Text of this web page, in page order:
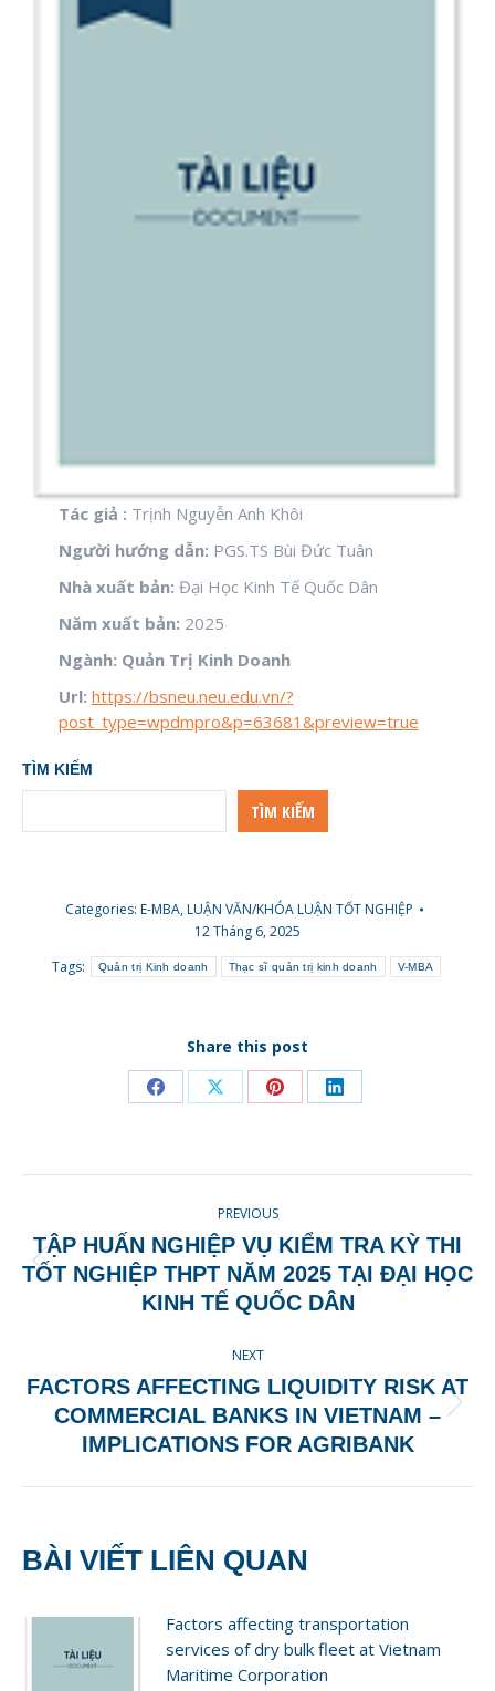
Tác giả : Trịnh Nguyễn Anh Khôi
Người hướng dẫn: PGS.TS Bùi Đức Tuân
Nhà xuất bản: Đại Học Kinh Tế Quốc Dân
Năm xuất bản: 2025
Ngành: Quản Trị Kinh Doanh
Url: https://bsneu.neu.edu.vn/?
post_type=wpdmpro&p=63681&preview=true
TÌM KIẾM
TÌM KIẾM
Categories: E-MBA,LUẬN VĂN/KHÓA LUẬN TỐT NGHIỆP
12 Tháng 6, 2025
Tags:
Quản trị Kinh doanh Thạc sĩ quản trị kinh doanh V-MBA
Share this post
Share
Facebook
Share
X
Share
Pinterest
Share
LinkedIn
NAVIGATION
PREVIOUS
Previous
post:
TẬP HUẤN NGHIỆP VỤ KIỂM TRA KỲ THI
TỐT NGHIỆP THPT NĂM 2025 TẠI ĐẠI HỌC
KINH TẾ QUỐC DÂN
NEXT
Next
post:
FACTORS AFFECTING LIQUIDITY RISK AT
COMMERCIAL BANKS IN VIETNAM –
IMPLICATIONS FOR AGRIBANK
BÀI VIẾT LIÊN QUAN
Factors affecting transportation
services of dry bulk fleet at Vietnam
Maritime Corporation